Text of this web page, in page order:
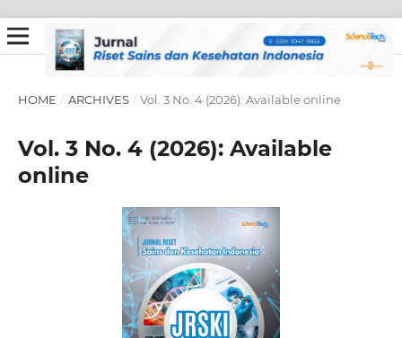
HOME / ARCHIVES / Vol. 3 No. 4 (2026): Available online
Vol. 3 No. 4 (2026): Available
online